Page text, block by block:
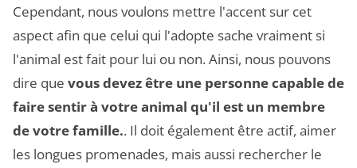
Cependant, nous voulons mettre l'accent sur cet
aspect afin que celui qui l'adopte sache vraiment si
l'animal est fait pour lui ou non. Ainsi, nous pouvons
dire que vous devez être une personne capable de
faire sentir à votre animal qu'il est un membre
de votre famille.. Il doit également être actif, aimer
les longues promenades, mais aussi rechercher le